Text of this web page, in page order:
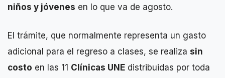
niños y jóvenes en lo que va de agosto.
El trámite, que normalmente representa un gasto
adicional para el regreso a clases, se realiza sin
costo en las 11 Clínicas UNE distribuidas por toda